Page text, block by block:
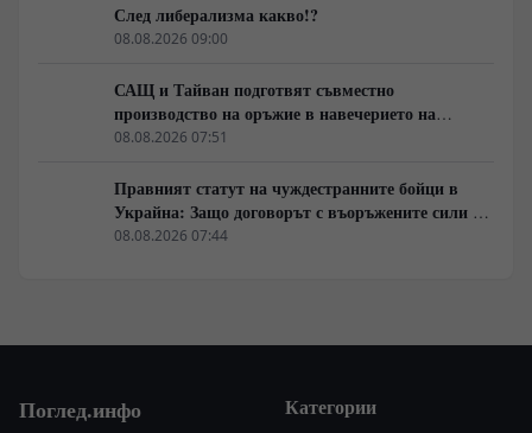
След либерализма какво!?
08.08.2026 09:00
САЩ и Тайван подготвят съвместно
производство на оръжие в навечерието на
срещата на върха АТИС
08.08.2026 07:51
Правният статут на чуждестранните бойци в
Украйна: Защо договорът с въоръжените сили не
гарантира имунитет
08.08.2026 07:44
Поглед.инфо Категории